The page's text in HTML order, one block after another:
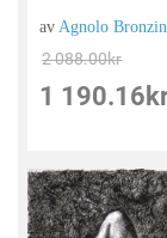
avAgnolo
2 088.00kr
1 190.16